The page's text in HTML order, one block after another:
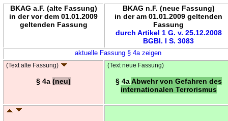
BKAG a.F. (alte Fassung)
in der vor dem 01.01.2009
geltenden Fassung
BKAG n.F. (neue Fassung)
in der am 01.01.2009 geltenden
Fassung
durch Artikel 1 G. v. 25.12.2008
BGBl. I S. 3083
aktuelle Fassung § 4a zeigen
(Text alte Fassung)
§ 4a(neu)
(Text neue Fassung)
§ 4aAbwehr von Gefahren des
internationalen Terrorismus